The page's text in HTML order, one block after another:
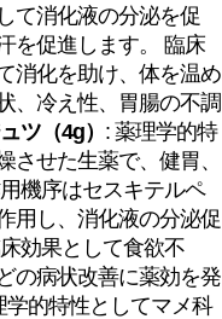
て消化液の分泌を促
を促進します。 臨床
消化を助け、体を温め
、冷え性、胃腸の不調
ツ（4g） : 薬理学的特
せた生薬で、健胃、
機序はセスキテルペ
用し、消化液の分泌促
効果として食欲不
の病状改善に薬効を発
学的特性としてマメ科